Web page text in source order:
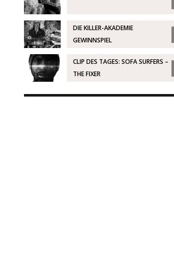
DIE KILLER-AKADEMIE
GEWINNSPIEL
CLIP DES TAGES: SOFA SURFERS –
THE FIXER